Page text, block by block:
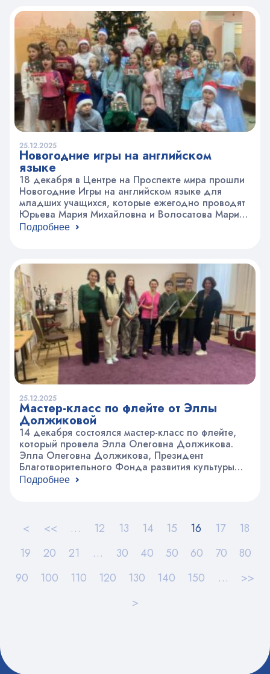
тяжёлыми нарушениями функций движения.
Причиной высокой оценки стала новогодняя
сказка «Когда зажигаются звёзды», которую
представили юные артисты нашего
драматического детского театра…
25.12.2025
Новогодние игры на английском
языке
18 декабря в Центре на Проспекте мира прошли
Новогодние Игры на английском языке для
младших учащихся, которые ежегодно проводят
Юрьева Мария Михайловна и Волосатова Мария
Александровна. По традиции ребята
Клаусу новогодние стихи и танцевали под
рождественскую музыку. Хорошо, что английское
Рождество наступает раньше Нового года…
Подробнее
25.12.2025
Мастер-класс по флейте от Эллы
Должиковой
14 декабря состоялся мастер-класс по флейте,
который провела Элла Олеговна Должикова.
Элла Олеговна Должикова, Президент
Благотворительного Фонда развития культуры
им. Ю. Н. Должикова, лауреат Всероссийских и
музыкально-театрального искусства им. Г.П.
Вишневской” и ДМШ им. Й. Гайдна, провела
занятие для обучающихся игре на…
Подробнее
< << … 12 13 14 15 16 17
18
19
20 21 … 30 40 50 60 70
80
90
100 110 120 130 140 150 …
>>
>